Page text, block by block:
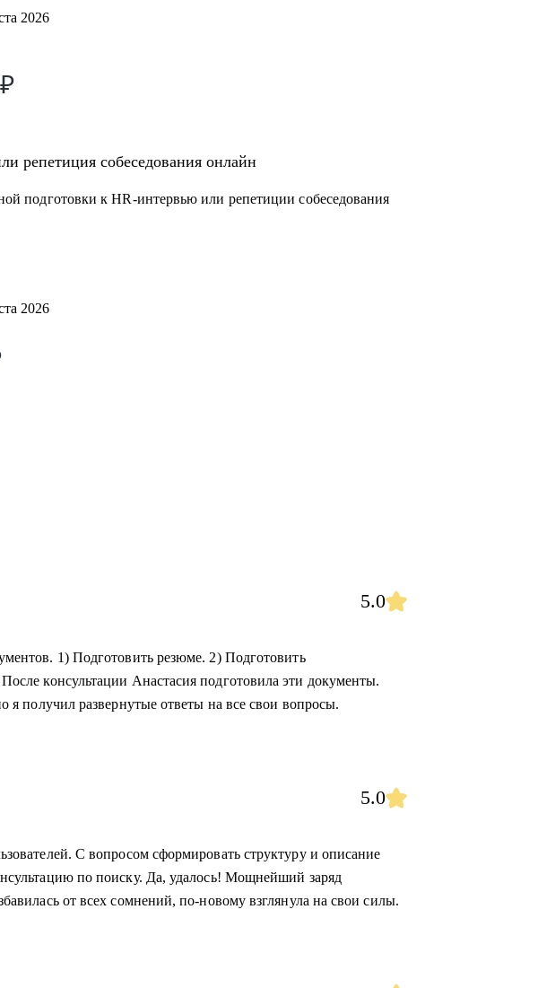
2026
₽
репетиция собеседования онлайн
подготовки к HR-интервью или репетиции собеседования
2026
5.0
1) Подготовить резюме. 2) Подготовить
консультации Анастасия подготовила эти документы.
я получил развернутые ответы на все свои вопросы.
5.0
С вопросом сформировать структуру и описание
по поиску. Да, удалось! Мощнейший заряд
от всех сомнений, по-новому взглянула на свои силы.